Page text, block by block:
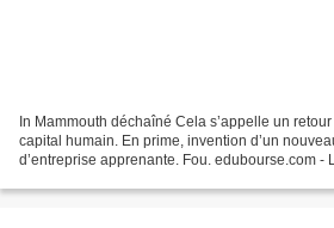
In Mammouth déchaîné Cela s’appelle un
capital humain. En prime, invention d’un
d’entreprise apprenante. Fou. edubourse.com -